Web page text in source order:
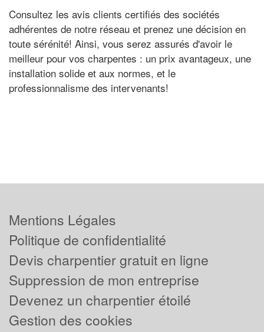
Consultez les avis clients certifiés des sociétés
adhérentes de notre réseau et prenez une décision en
toute sérénité! Ainsi, vous serez assurés d'avoir le
meilleur pour vos charpentes : un prix avantageux, une
installation solide et aux normes, et le
professionnalisme des intervenants!
Mentions Légales
Politique de confidentialité
Devis charpentier gratuit en ligne
Suppression de mon entreprise
Devenez un charpentier étoilé
Gestion des cookies